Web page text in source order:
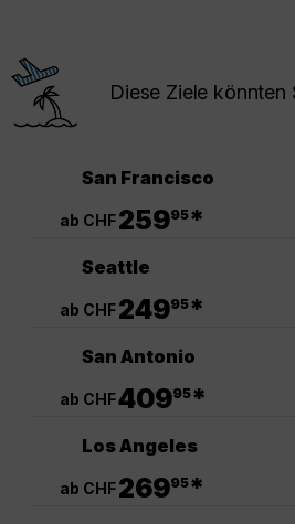
Diese Ziele könnten
San Francisco
ab CHF25995*
Seattle
ab CHF24995*
San Antonio
ab CHF40995*
Los Angeles
ab CHF26995*